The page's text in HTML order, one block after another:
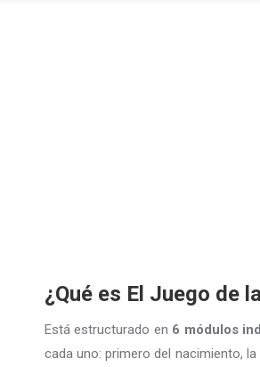
¿Qué es El Juego de
Está estructurado en 6 módulos
cada uno: primero del nacimiento,